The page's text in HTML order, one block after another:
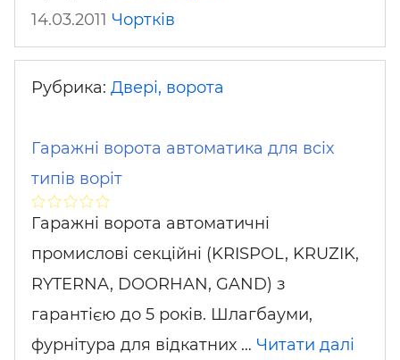
14.03.2011 Чортків
Рубрика: Двері, ворота
Гаражні ворота автоматика для всіх
типів воріт
Гаражні ворота автоматичні
промислові секційні (KRISPOL, KRUZIK,
RYTERNA, DOORHAN, GAND) з
гарантією до 5 років. Шлагбауми,
фурнітура для відкатних … Читати далі